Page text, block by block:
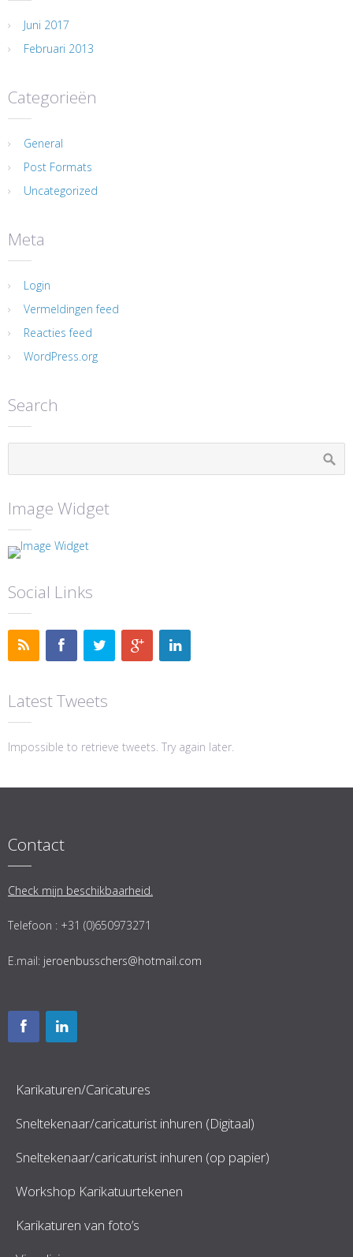
Juni 2017
Februari 2013
Categorieën
General
Post Formats
Uncategorized
Meta
Login
Vermeldingen feed
Reacties feed
WordPress.org
Search
Image Widget
Social Links
Latest Tweets
Impossible to retrieve tweets. Try again later.
Contact
Check mijn beschikbaarheid.
Telefoon : +31 (0)650973271
E.mail: jeroenbusschers@hotmail.com
Karikaturen/Caricatures
Sneltekenaar/caricaturist inhuren (Digitaal)
Sneltekenaar/caricaturist inhuren (op papier)
Workshop Karikatuurtekenen
Karikaturen van foto’s